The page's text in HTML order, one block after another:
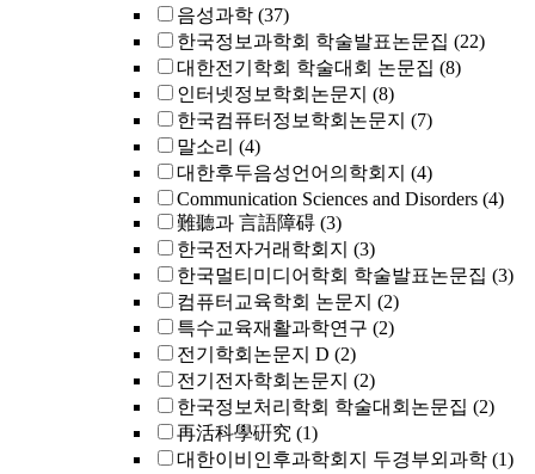
음성과학 (37)
한국정보과학회 학술발표논문집 (22)
대한전기학회 학술대회 논문집 (8)
인터넷정보학회논문지 (8)
한국컴퓨터정보학회논문지 (7)
말소리 (4)
대한후두음성언어의학회지 (4)
Communication Sciences and Disorders (4)
難聽과 言語障碍 (3)
한국전자거래학회지 (3)
한국멀티미디어학회 학술발표논문집 (3)
컴퓨터교육학회 논문지 (2)
특수교육재활과학연구 (2)
전기학회논문지 D (2)
전기전자학회논문지 (2)
한국정보처리학회 학술대회논문집 (2)
再活科學硏究 (1)
대한이비인후과학회지 두경부외과학 (1)